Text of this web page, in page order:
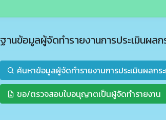
ฐานข้อมูลผู้จัดทำรายงานการประเมินผล
ค้นหาข้อมูลผู้จัดทำรายงานการประเมินผลก
ขอ/ตรวจสอบใบอนุญาตเป็นผู้จัดทำรายงาน